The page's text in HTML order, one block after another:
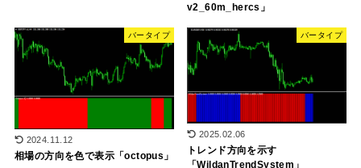
v2_60m_hercs」
バータイプ
2024.11.12
相場の方向を色で表示「octopus」
バータイプ
2025.02.06
トレンド方向を示す
「WildanTrendSystem」